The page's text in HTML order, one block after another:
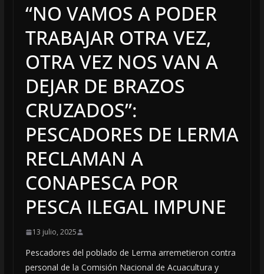
“NO VAMOS A PODER
TRABAJAR OTRA VEZ,
OTRA VEZ NOS VAN A
DEJAR DE BRAZOS
CRUZADOS”:
PESCADORES DE LERMA
RECLAMAN A
CONAPESCA POR
PESCA ILEGAL IMPUNE
13 julio, 2025
Pescadores del poblado de Lerma arremetieron contra
personal de la Comisión Nacional de Acuacultura y